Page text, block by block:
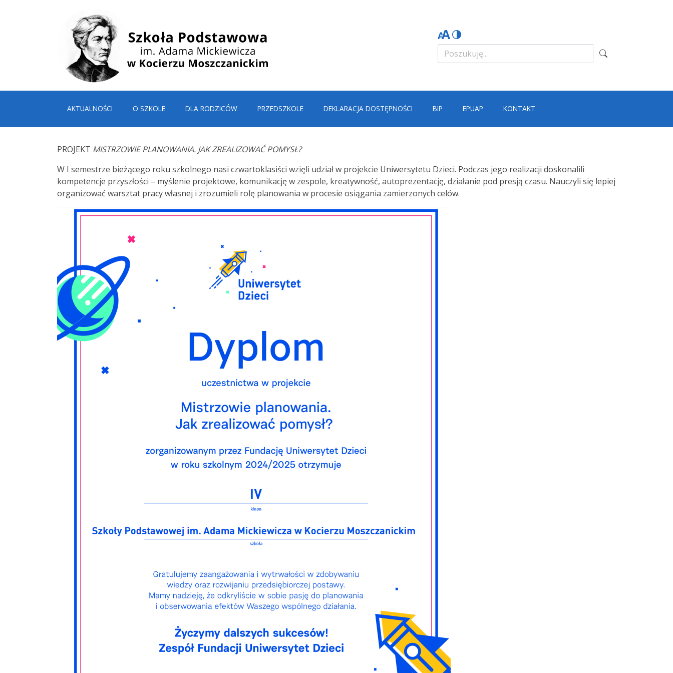
AKTUALNOŚCI O SZKOLE DLA RODZICÓW PRZEDSZKOLE DEKLARACJA DOSTĘPNOŚCI BIP EPUAP KONTAKT
PROJEKT MISTRZOWIE PLANOWANIA. JAK ZREALIZOWAĆ POMYSŁ?
W I semestrze bieżącego roku szkolnego nasi czwartoklasiści wzięli udział w projekcie Uniwersytetu Dzieci. Podczas jego realizacji doskonalili
kompetencje przyszłości – myślenie projektowe, komunikację w zespole, kreatywność, autoprezentację, działanie pod presją czasu. Nauczyli się lepiej
organizować warsztat pracy własnej i zrozumieli rolę planowania w procesie osiągania zamierzonych celów.